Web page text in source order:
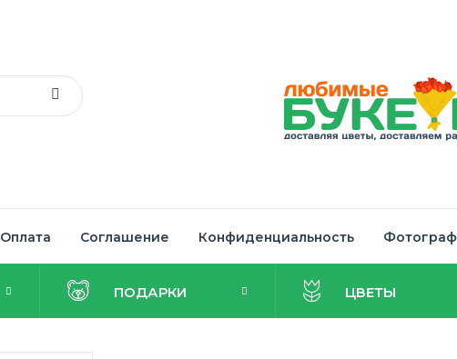
Оплата Соглашение Конфиденциальность
ПОДАРКИ ЦВЕТЫ